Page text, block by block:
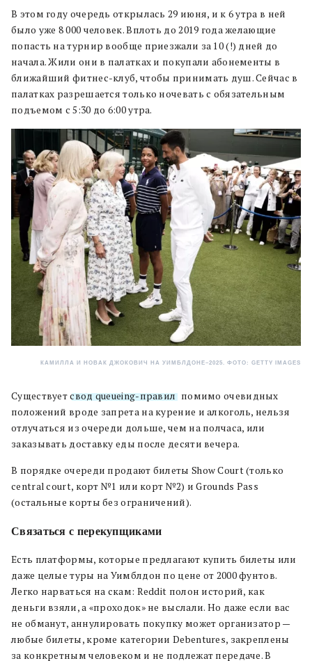
В этом году очередь открылась 29 июня, и к 6 утра в ней
было уже 8 000 человек. Вплоть до 2019 года желающие
попасть на турнир вообще приезжали за 10 (!) дней до
начала. Жили они в палатках и покупали абонементы в
ближайший фитнес-клуб, чтобы принимать душ. Сейчас в
палатках разрешается только ночевать с обязательным
подъемом с 5:30 до 6:00 утра.
КАМИЛЛА И НОВАК ДЖОКОВИЧ НА УИМБЛДОНЕ–2025. ФОТО: GETTY IMAGES
Существуетсвод queueing-правил: помимо очевидных
положений вроде запрета на курение и алкоголь, нельзя
отлучаться из очереди дольше, чем на полчаса, или
заказывать доставку еды после десяти вечера.
В порядке очереди продают билеты Show Court (только
central court, корт №1 или корт №2) и Grounds Pass
(остальные корты без ограничений).
Связаться с перекупщиками
Есть платформы, которые предлагают купить билеты или
даже целые туры на Уимблдон по цене от 2000 фунтов.
Легко нарваться на скам: Reddit полон историй, как
деньги взяли, а «проходок» не выслали. Но даже если вас
не обманут, аннулировать покупку может организатор —
любые билеты, кроме категории Debentures, закреплены
за конкретным человеком и не подлежат передаче. В